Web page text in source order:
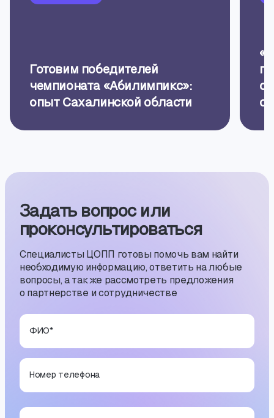
Готовим победителей
чемпионата «Абилимпикс»:
опыт Сахалинской области
Задать вопрос или
проконсуль­тиро­ваться
Специалисты ЦОПП готовы помочь вам найти
необходимую информацию, ответить на любые
вопросы, а также рассмотреть предложения
о партнерстве и сотрудничестве
ФИО*
Номер телефона